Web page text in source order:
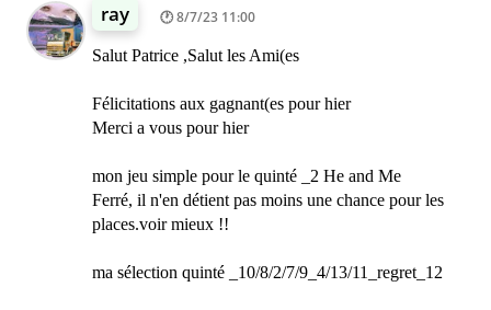
ray 8/7/23 11:00
Salut Patrice ,Salut les Ami(es
Félicitations aux gagnant(es pour hier
Merci a vous pour hier
mon jeu simple pour le quinté _2 He and Me
Ferré, il n'en détient pas moins une chance pour les
places.voir mieux !!
ma sélection quinté _10/8/2/7/9_4/13/11_regret_12